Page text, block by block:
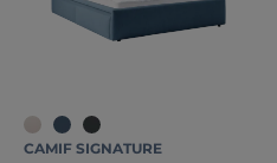
CAMIF SIGNATURE